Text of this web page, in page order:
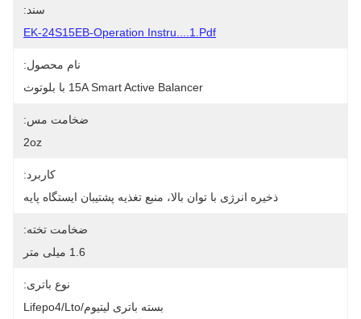
سند:
EK-24S15EB-Operation Instru....1.pdf
نام محصول:
15A Smart Active Balancer با بلوتوث
ضخامت مس:
2oz
کاربرد:
ذخیره انرژی با توان بالا، منبع تغذیه پشتیبان ایستگاه پایه
ضخامت تخته:
1.6 میلی متر
نوع باتری:
بسته باتری لیتیوم/Lifepo4/Lto